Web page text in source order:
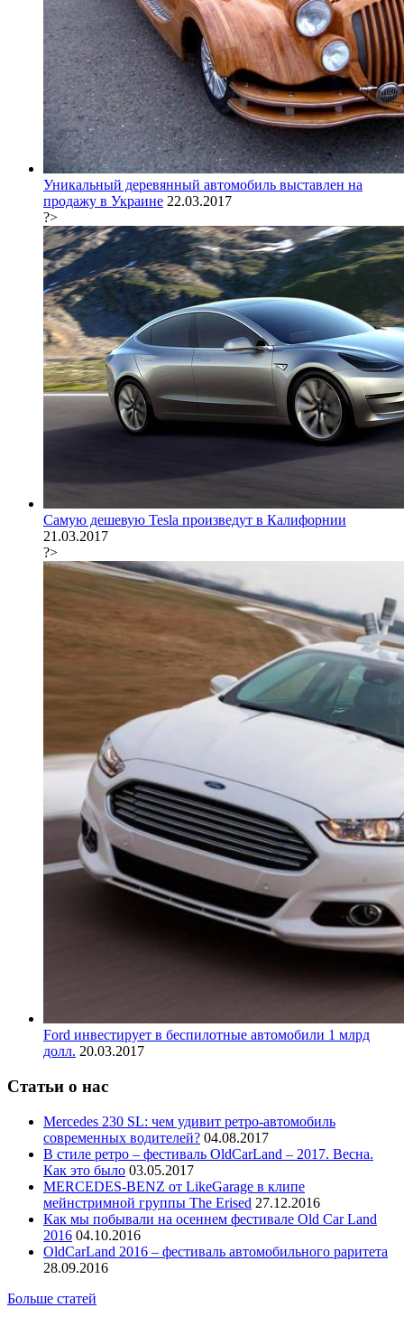
Уникальный деревянный автомобиль выставлен на
продажу в Украине 22.03.2017
?>
Самую дешевую Tesla произведут в Калифорнии
21.03.2017
?>
Ford инвестирует в беспилотные автомобили 1 млрд
долл. 20.03.2017
Статьи о нас
Mercedes 230 SL: чем удивит ретро-автомобиль
современных водителей? 04.08.2017
В стиле ретро – фестиваль OldCarLand – 2017. Весна.
Как это было 03.05.2017
MERCEDES-BENZ от LikeGarage в клипе
мейнстримной группы The Erised 27.12.2016
Как мы побывали на осеннем фестивале Old Car Land
2016 04.10.2016
OldCarLand 2016 – фестиваль автомобильного раритета
28.09.2016
Больше статей